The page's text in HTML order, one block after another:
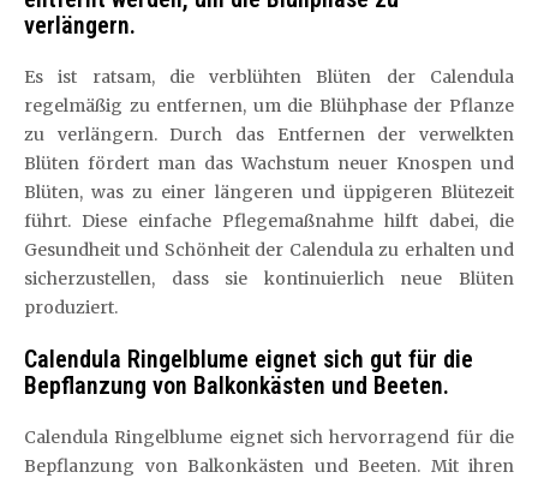
verlängern.
Es ist ratsam, die verblühten Blüten der Calendula
regelmäßig zu entfernen, um die Blühphase der Pflanze
zu verlängern. Durch das Entfernen der verwelkten
Blüten fördert man das Wachstum neuer Knospen und
Blüten, was zu einer längeren und üppigeren Blütezeit
führt. Diese einfache Pflegemaßnahme hilft dabei, die
Gesundheit und Schönheit der Calendula zu erhalten und
sicherzustellen, dass sie kontinuierlich neue Blüten
produziert.
Calendula Ringelblume eignet sich gut für die
Bepflanzung von Balkonkästen und Beeten.
Calendula Ringelblume eignet sich hervorragend für die
Bepflanzung von Balkonkästen und Beeten. Mit ihren